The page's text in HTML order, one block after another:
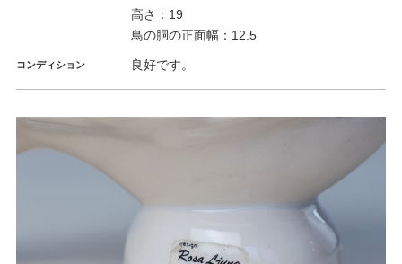
高さ：19
鳥の胴の正面幅：12.5
コンディション 良好です。